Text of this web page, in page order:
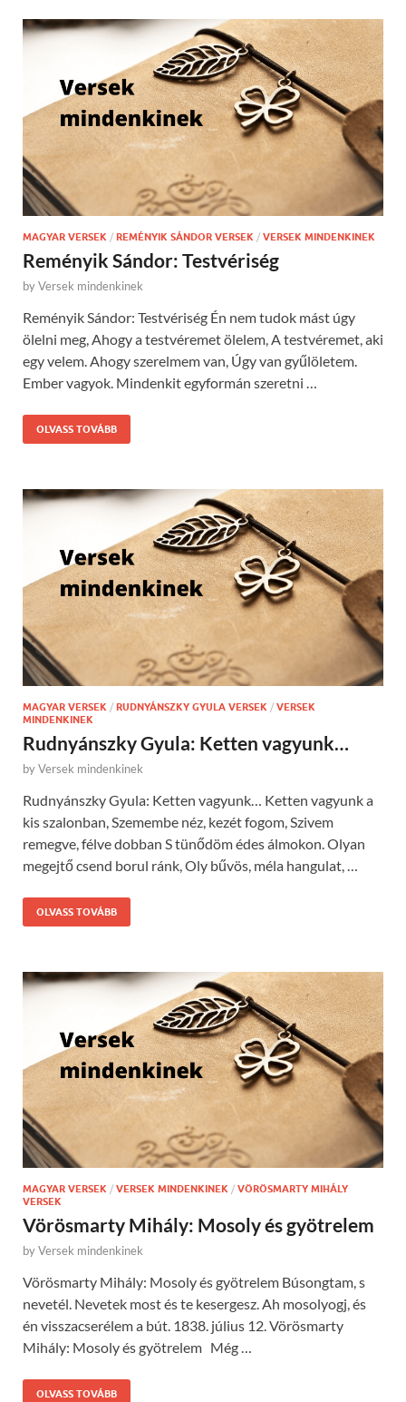
MAGYAR VERSEK / REMÉNYIK SÁNDOR VERSEK / VERSEK MINDENKINEK
Reményik Sándor: Testvériség
byVersek mindenkinek
Reményik Sándor: Testvériség Én nem tudok mást úgy
ölelni meg, Ahogy a testvéremet ölelem, A testvéremet, aki
egy velem. Ahogy szerelmem van, Úgy van gyűlöletem.
Ember vagyok. Mindenkit egyformán szeretni …
OLVASS TOVÁBB
MAGYAR VERSEK / RUDNYÁNSZKY GYULA VERSEK / VERSEK
MINDENKINEK
Rudnyánszky Gyula: Ketten vagyunk…
byVersek mindenkinek
Rudnyánszky Gyula: Ketten vagyunk… Ketten vagyunk a
kis szalonban, Szemembe néz, kezét fogom, Szivem
remegve, félve dobban S tünődöm édes álmokon. Olyan
megejtő csend borul ránk, Oly bűvös, méla hangulat, …
OLVASS TOVÁBB
MAGYAR VERSEK / VERSEK MINDENKINEK / VÖRÖSMARTY MIHÁLY
VERSEK
Vörösmarty Mihály: Mosoly és gyötrelem
byVersek mindenkinek
Vörösmarty Mihály: Mosoly és gyötrelem Búsongtam, s
nevetél. Nevetek most és te kesergesz. Ah mosolyogj, és
én visszacserélem a bút. 1838. július 12. Vörösmarty
Mihály: Mosoly és gyötrelem Még …
OLVASS TOVÁBB